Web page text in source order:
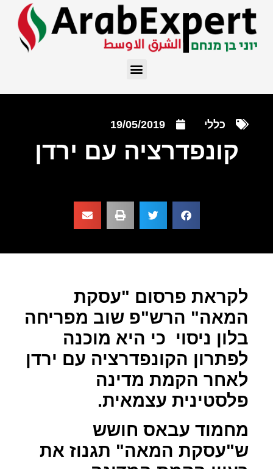
כללי 19/05/2019
קונפדרציה עם ירדן
לקראת פרסום "עסקת
המאה" הרש"פ שוב מפריחה
בלון ניסוי כי היא מוכנה
לפתרון הקונפדרציה עם ירדן
לאחר הקמת מדינה
פלסטינית עצמאית.
מחמוד עבאס חושש
ש"עסקת המאה" תגנוז את